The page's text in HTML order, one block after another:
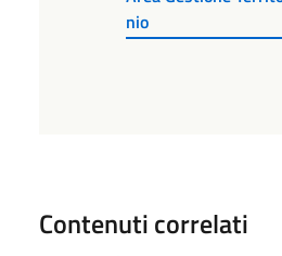
nio
Contenuti correlati